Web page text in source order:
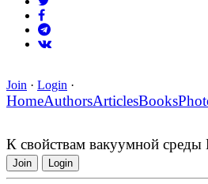
Join · Login ·
HomeAuthorsArticlesBooks
К свойствам вакуумной
Join Login